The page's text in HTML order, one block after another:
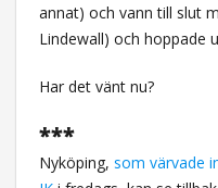
annat) och vann till slut
Lindewall) och hoppade
Har det vänt nu?
***
Nyköping, som värvade